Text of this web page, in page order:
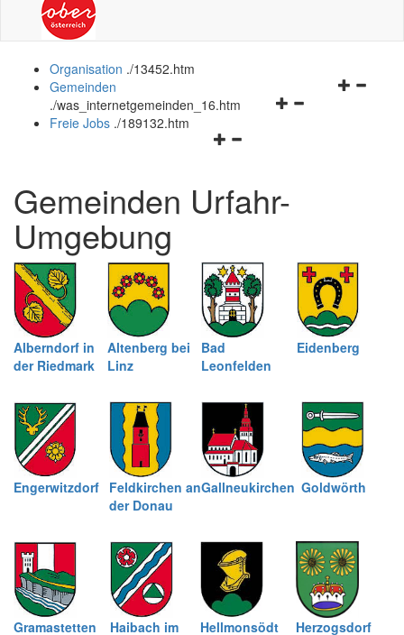
Organisation ./13452.htm
Navigationsmenü
Gemeinden
./was_internetgemeinden_16.htm
Navigationsmenü
schließen
Freie Jobs ./189132.htm
Gemeinden Urfahr-
Umgebung
Alberndorf in
der Riedmark
Altenberg bei
Linz
Bad
Leonfelden
Eidenberg
Engerwitzdorf Feldkirchen an
der Donau
Gallneukirchen Goldwörth
Gramastetten
Haibach im
Hellmonsödt Herzogsdorf